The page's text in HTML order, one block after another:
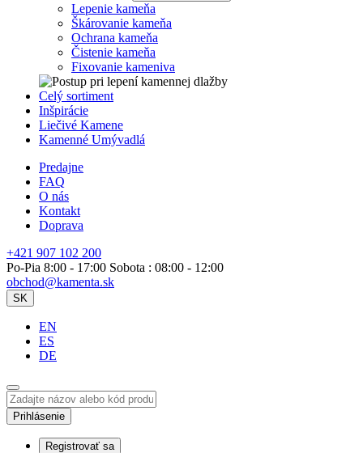
Lepenie kameňa
Škárovanie kameňa
Ochrana kameňa
Čistenie kameňa
Fixovanie kameniva
Celý sortiment
Inšpirácie
Liečivé Kamene
Kamenné Umývadlá
Predajne
FAQ
O nás
Kontakt
Doprava
+421 907 102 200
Po-Pia 8:00 - 17:00 Sobota : 08:00 - 12:00
obchod@kamenta.sk
SK
EN
ES
DE
Prihlásenie
Registrovať sa